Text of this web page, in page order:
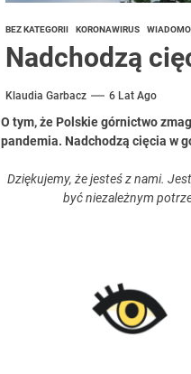
BEZ KATEGORII KORONAWIRUS
Nadchodzą
Klaudia Garbacz 6 Lat Ago
O tym, że Polskie górnictwo
pandemia. Nadchodzą cięcia w
Dziękujemy, że jesteś z nami.
być niezależnym